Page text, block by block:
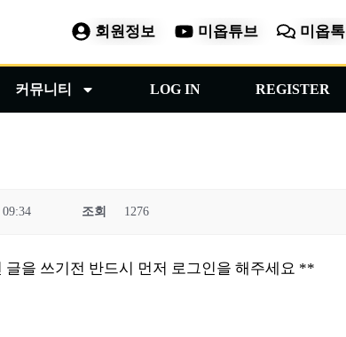
회원정보 미옵튜브 미옵톡
커뮤니티 LOG IN REGISTER
조회 1276
을 쓰기전 반드시 먼저 로그인을 해주세요 **